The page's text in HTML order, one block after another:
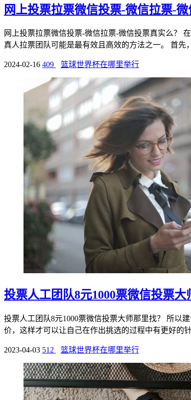
网上投票拉票微信投票-微信拉票-微
网上投票拉票微信投票-微信拉票-微信投票真实么？
真人拉票团队可能是最有效且高效的方法之一。 首先
2024-02-16 409 篮球世界杯在哪里举行
投票人工团队8元1000票微信投票大
投票人工团队8元1000票微信投票大师那里找？ 所以
价，这样才可以让自己在作出挑选的过程中有更好的
2023-04-03 512 篮球世界杯在哪里举行